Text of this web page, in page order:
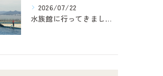
2026/07/22
水族館に行ってきました！